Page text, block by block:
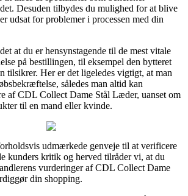
Desuden tilbydes du mulighed for at blive
udsat for problemer i processen med din
at du er hensynstagende til de mest vitale
på bestillingen, til eksempel den bytteret
tilsikrer. Her er det ligeledes vigtigt, at man
således man altid kan
af CDL Collect Dame Stål Læder, uanset om
til en mand eller kvinde.
udmærkede genveje til at verificere
kunders kritik og herved tilråder vi, at du
vurderinger af CDL Collect Dame
din shopping.